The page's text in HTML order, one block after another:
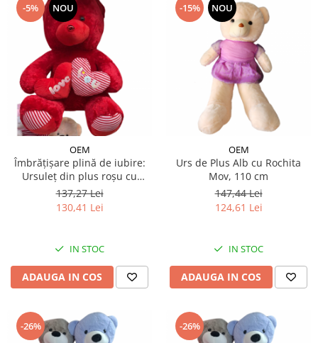
-5% NOU
OEM
Îmbrățișare plină de iubire:
Ursuleț din plus roșu cu
inimioare - 70 cm
137,27 Lei
130,41 Lei
IN STOC
ADAUGA IN COS
-15% NOU
OEM
Urs de Plus Alb cu Rochita
Mov, 110 cm
147,44 Lei
124,61 Lei
IN STOC
ADAUGA IN COS
-26% -26%